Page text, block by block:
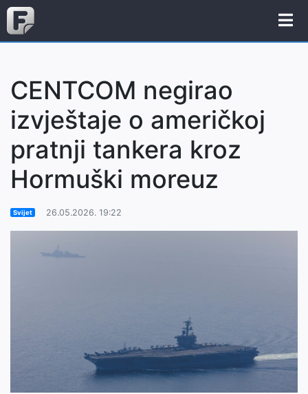
CENTCOM negirao
izvještaje o američkoj
pratnji tankera kroz
Hormuški moreuz
Svijet 26.05.2026. 19:22